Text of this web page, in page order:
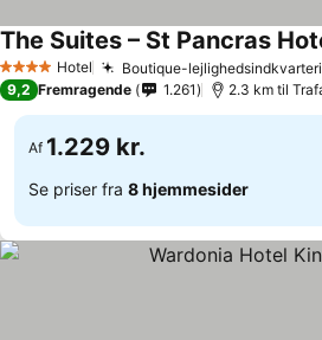
4 StjernerHotel Boutique-
The Suites – St Pancras
9,2 Fremragende 1.261 2.3 km til
Af 1.229 kr.
Se priser fra 8 hjemmesider